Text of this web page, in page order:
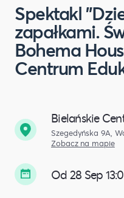
Spektakl
zapałkami.
Bohema
Centrum
Bielańskie
Szegedyńska 9A,
Zobacz na mapie
Od 28 Sep